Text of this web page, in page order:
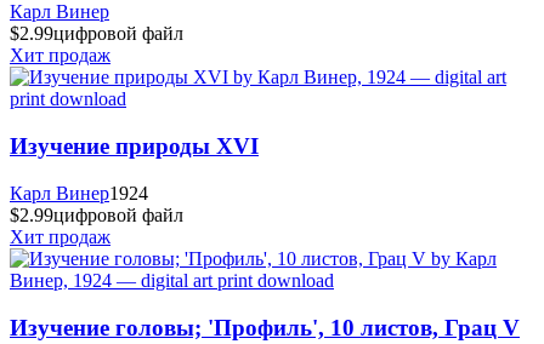
Карл Винер
$2.99цифровой файл
Хит продаж
Изучение природы XVI
Карл Винер1924
$2.99цифровой файл
Хит продаж
Изучение головы; 'Профиль', 10 листов, Грац V